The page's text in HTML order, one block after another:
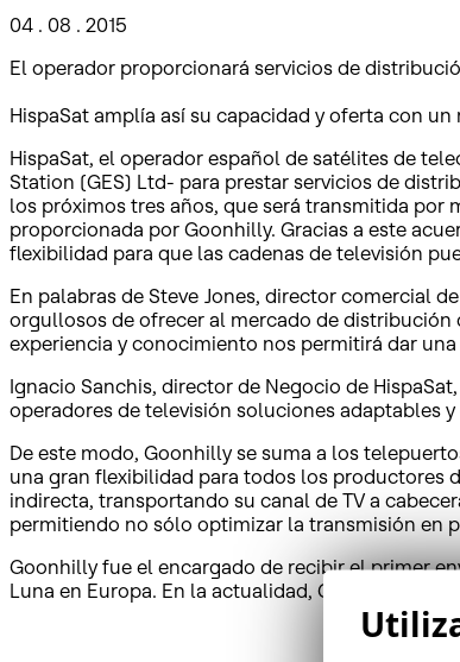
04 . 08 . 2015
El operador proporcionará servicios de
HispaSat amplía así su capacidad y oferta con
HispaSat, el operador español de satélites de
Station (GES) Ltd- para prestar servicios de
los próximos tres años, que será transmitida por
proporcionada por Goonhilly. Gracias a este
flexibilidad para que las cadenas de televisión
En palabras de Steve Jones, director comercial
orgullosos de ofrecer al mercado de distribución
experiencia y conocimiento nos permitirá dar
Ignacio Sanchis, director de Negocio de
operadores de televisión soluciones adaptables
De este modo, Goonhilly se suma a los
una gran flexibilidad para todos los productores
indirecta, transportando su canal de TV a
permitiendo no sólo optimizar la transmisión en
Goonhilly fue el encargado de recibir el primer
Luna en Europa. En la actualidad, Goonhilly